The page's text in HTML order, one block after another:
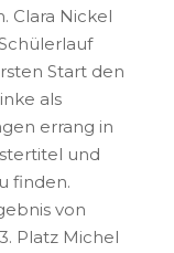
Clara Nickel
Start den
als
errang in
und
finden.
von
Platz Michel